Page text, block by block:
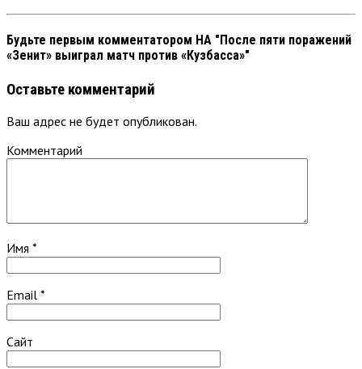
Будьте первым комментатором НА "После пяти поражений
«Зенит» выиграл матч против «Кузбасса»"
Оставьте комментарий
Ваш адрес не будет опубликован.
Комментарий
Имя *
Email *
Сайт